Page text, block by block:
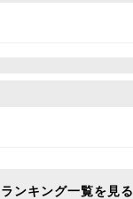
ランキング一覧を見る